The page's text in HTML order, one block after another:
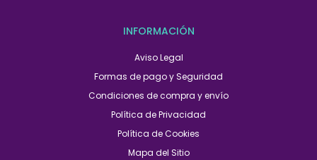
INFORMACIÓN
Aviso Legal
Formas de pago y Seguridad
Condiciones de compra y envío
Política de Privacidad
Política de Cookies
Mapa del Sitio